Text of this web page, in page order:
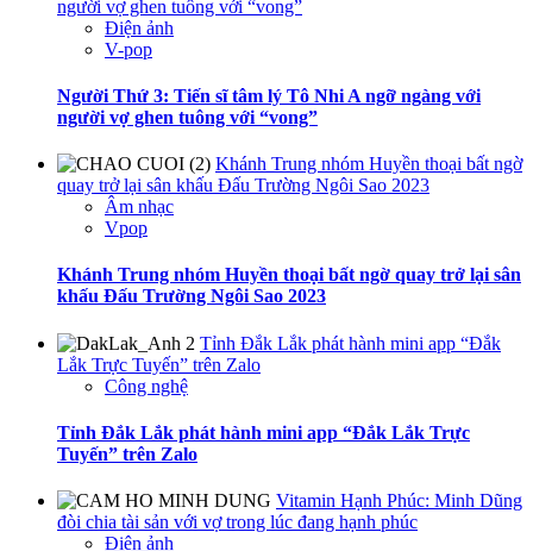
người vợ ghen tuông với “vong”
Điện ảnh
V-pop
Người Thứ 3: Tiến sĩ tâm lý Tô Nhi A ngỡ ngàng với
người vợ ghen tuông với “vong”
Khánh Trung nhóm Huyền thoại bất ngờ
quay trở lại sân khấu Đấu Trường Ngôi Sao 2023
Âm nhạc
Vpop
Khánh Trung nhóm Huyền thoại bất ngờ quay trở lại sân
khấu Đấu Trường Ngôi Sao 2023
Tỉnh Đắk Lắk phát hành mini app “Đắk
Lắk Trực Tuyến” trên Zalo
Công nghệ
Tỉnh Đắk Lắk phát hành mini app “Đắk Lắk Trực
Tuyến” trên Zalo
Vitamin Hạnh Phúc: Minh Dũng
đòi chia tài sản với vợ trong lúc đang hạnh phúc
Điện ảnh